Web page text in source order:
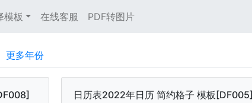
模板 在线客服 PDF转图片
更多年份
日历表2022年日历 简约格子 模板[DF005]